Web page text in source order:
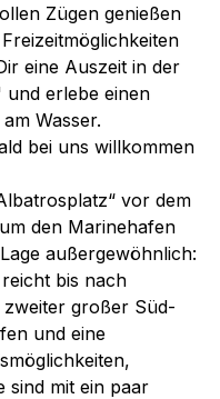
Zügen genießen
eine Auszeit in der
erlebe einen
Wasser.
bei uns willkommen
vor dem
den Marinehafen
außergewöhnlich:
bis nach
großer Süd-
und eine
sind mit ein paar